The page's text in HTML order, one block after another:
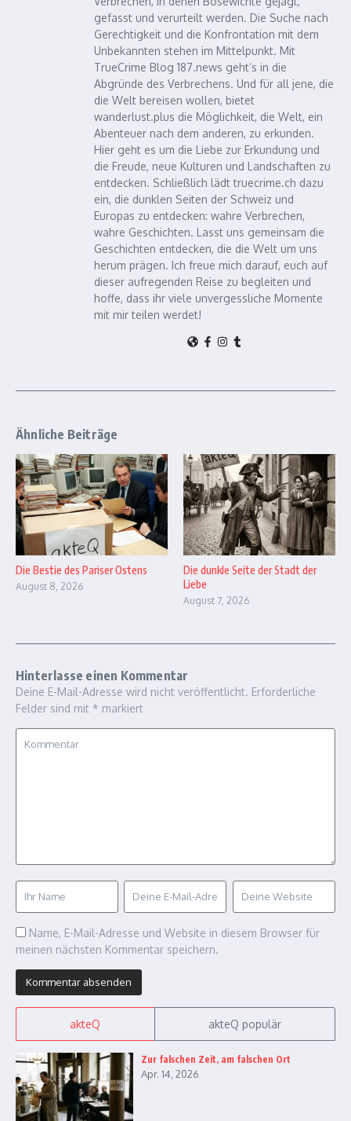
gefasst und verurteilt werden. Die Suche nach
Gerechtigkeit und die Konfrontation mit dem
Unbekannten stehen im Mittelpunkt. Mit
TrueCrime Blog 187.news geht’s in die
Abgründe des Verbrechens. Und für all jene, die
die Welt bereisen wollen, bietet
wanderlust.plus die Möglichkeit, die Welt, ein
Abenteuer nach dem anderen, zu erkunden.
Hier geht es um die Liebe zur Erkundung und
die Freude, neue Kulturen und Landschaften zu
entdecken. Schließlich lädt truecrime.ch dazu
ein, die dunklen Seiten der Schweiz und
Europas zu entdecken: wahre Verbrechen,
wahre Geschichten. Lasst uns gemeinsam die
Geschichten entdecken, die die Welt um uns
herum prägen. Ich freue mich darauf, euch auf
dieser aufregenden Reise zu begleiten und
hoffe, dass ihr viele unvergessliche Momente
mit mir teilen werdet!
Ähnliche Beiträge
Die Bestie des Pariser Ostens
August 8, 2026
Die dunkle Seite der Stadt der
Liebe
August 7, 2026
Hinterlasse einen Kommentar
Deine E-Mail-Adresse wird nicht veröffentlicht. Erforderliche
Felder sind mit * markiert
Name, E-Mail-Adresse und Website in diesem Browser für
meinen nächsten Kommentar speichern.
akteQ akteQ populär
Zur falschen Zeit, am falschen Ort
Apr. 14, 2026